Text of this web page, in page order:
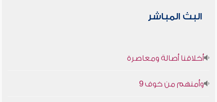
البث المباشر
أخلاقنا أصالة ومعاصرة
وأمنهم من خوف 9